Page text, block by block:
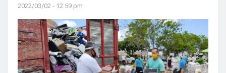
2022/03/02 - 12:59 pm